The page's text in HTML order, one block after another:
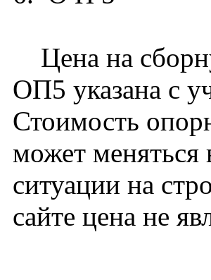
Цена на
ОП5 указана с
Стоимость
может меняться
ситуации на
сайте цена не